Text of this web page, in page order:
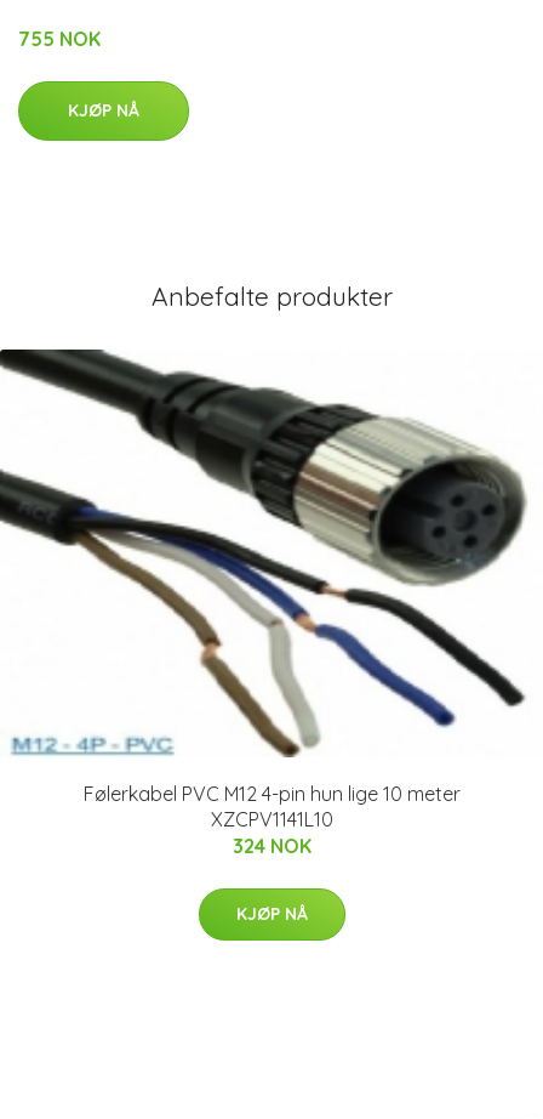
755 NOK
KJØP NÅ
Anbefalte produkter
Følerkabel PVC M12 4-pin hun lige 10 meter
XZCPV1141L10
324 NOK
KJØP NÅ